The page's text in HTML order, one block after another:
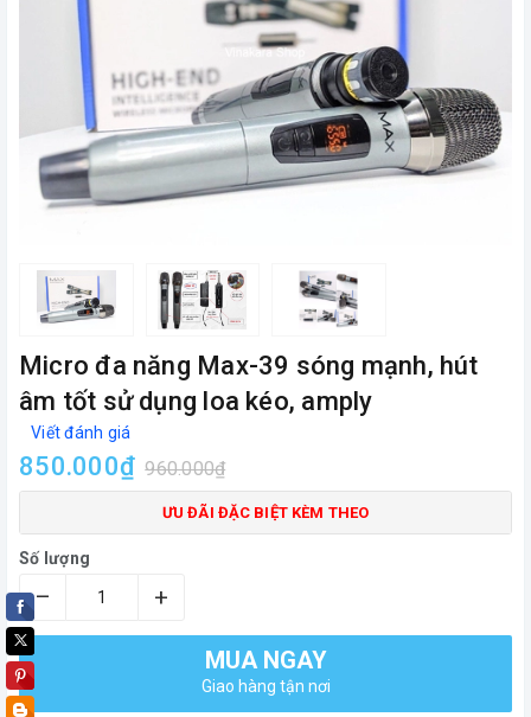
Micro đa năng Max-39 sóng mạnh, hút
âm tốt sử dụng loa kéo, amply
Viết đánh giá
850.000₫ 960.000₫
ƯU ĐÃI ĐẶC BIỆT KÈM THEO
Số lượng
– +
MUA NGAY
Giao hàng tận nơi